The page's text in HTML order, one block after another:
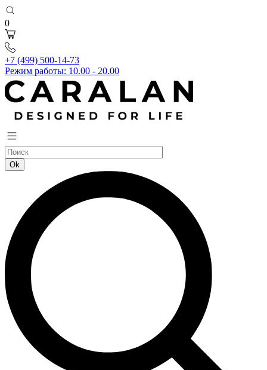
0
+7 (499) 500-14-73
Режим работы: 10.00 - 20.00